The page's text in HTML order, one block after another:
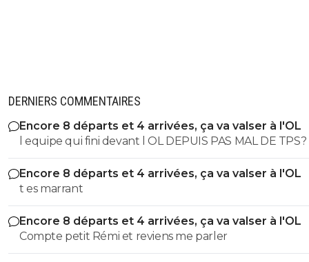
DERNIERS COMMENTAIRES
Encore 8 départs et 4 arrivées, ça va valser à l'OL
l equipe qui fini devant l OL DEPUIS PAS MAL DE TPS? lol. t
es tro malin toi
Encore 8 départs et 4 arrivées, ça va valser à l'OL
t es marrant
Encore 8 départs et 4 arrivées, ça va valser à l'OL
Compte petit Rémi et reviens me parler